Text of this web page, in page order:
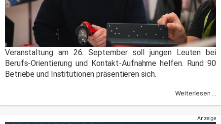
Veranstaltung am 26. September soll jungen Leuten bei
Berufs-Orientierung und Kontakt-Aufnahme helfen. Rund 90
Betriebe und Institutionen präsentieren sich.
Weiterlesen ...
Anzeige